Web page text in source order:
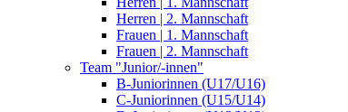
Herren | 2. Mannschaft
Frauen | 1. Mannschaft
Frauen | 2. Mannschaft
Team "Junior/-innen"
B-Juniorinnen (U17/U16)
C-Juniorinnen (U15/U14)